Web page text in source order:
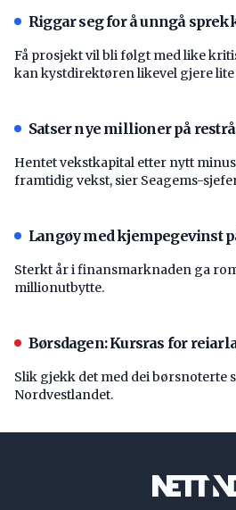
Riggar seg for å unngå
Få prosjekt vil bli følgt med like
kan kystdirektøren likevel gjere lite
Satser nye millioner på
Hentet vekstkapital etter nytt
framtidig vekst, sier Seagems-
Langøy med kjempegevinst
Sterkt år i finansmarknaden ga
millionutbytte.
Børsdagen: Kursras for
Slik gjekk det med dei børsnoterte
Nordvestlandet.